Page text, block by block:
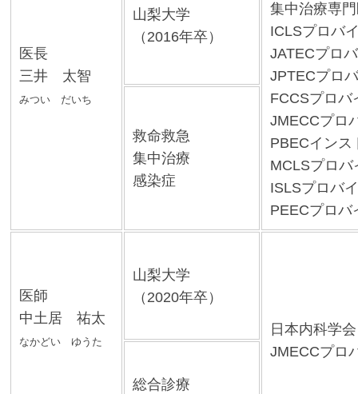
医長
三井 太智
みつい だいち
山梨大学
（2016年卒）
集中治療専
ICLSプロバ
JATECプロ
JPTECプロ
FCCSプロバ
JMECCプロ
PBECインス
MCLSプロバ
ISLSプロバ
PEECプロバ
救命救急
集中治療
感染症
医師
中土居 祐太
なかどい ゆうた
山梨大学
（2020年卒）
日本内科学
JMECCプロ
総合診療